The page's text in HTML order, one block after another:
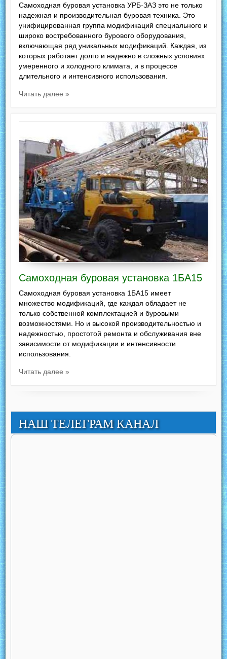
Самоходная буровая установка УРБ-ЗАЗ это не только
надежная и производительная буровая техника. Это
унифицированная группа модификаций специального и
широко востребованного бурового оборудования,
включающая ряд уникальных модификаций. Каждая, из
которых работает долго и надежно в сложных условиях
умеренного и холодного климата, и в процессе
длительного и интенсивного использования.
Читать далее »
Самоходная буровая установка 1БА15
Самоходная буровая установка 1БА15 имеет
множество модификаций, где каждая обладает не
только собственной комплектацией и буровыми
возможностями. Но и высокой производительностью и
надежностью, простотой ремонта и обслуживания вне
зависимости от модификации и интенсивности
использования.
Читать далее »
НАШ ТЕЛЕГРАМ КАНАЛ